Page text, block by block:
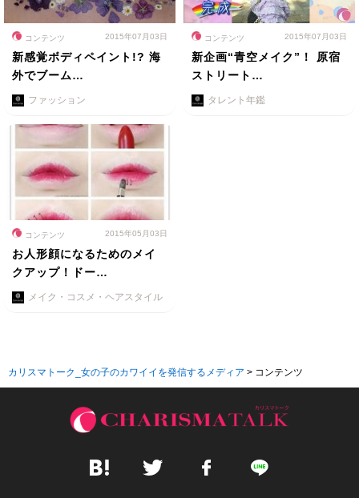
コンテンツ 2015年07月03日
新感覚ボディペイント!? 海
外でブーム…
ファッション
コンテンツ 2015年07月03日
新企画“青空メイク”！ 原宿
ストリート…
タレント年鑑
コンテンツ 2015年05月03日
お人形顔になるためのメイ
クアップ！ドー…
メイク・コスメ・ヘアスタイル
カリスマトーク_女の子のカワイイを発信するメディア > コンテンツ